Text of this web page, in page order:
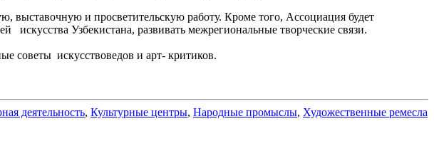
выставочную и просветительскую работу. Кроме того, Ассоциация будет
искусства Узбекистана, развивать межрегиональные творческие связи.
советы искусствоведов и арт- критиков.
деятельность, Культурные центры, Народные промыслы, Художественные ремесла